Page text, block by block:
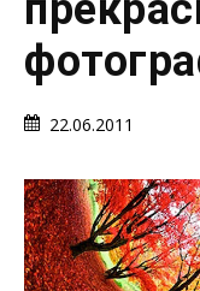
22.06.2011